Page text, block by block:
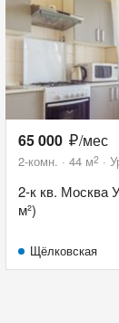
65 000 /мес
2-комн. 44 м2
2-к кв. Москва
м²)
Щёлковская